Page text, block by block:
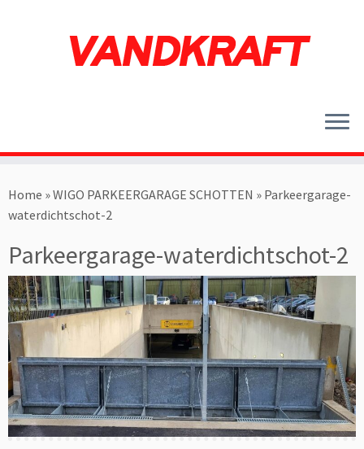
naar
inhoud
Home »WIGO PARKEERGARAGE SCHOTTEN » Parkeergarage-
waterdichtschot-2
Parkeergarage-waterdichtschot-2